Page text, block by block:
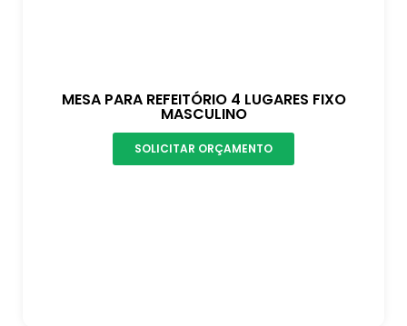
MESA PARA REFEITÓRIO 4 LUGARES FIXO
MASCULINO
SOLICITAR ORÇAMENTO